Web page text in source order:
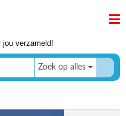
jou verzameld!
Zoek op alles